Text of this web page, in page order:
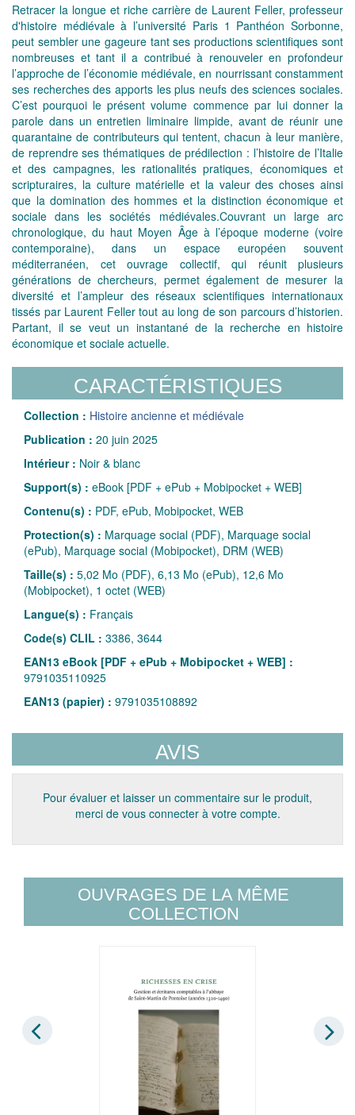
Retracer la longue et riche carrière de Laurent Feller, professeur
d'histoire médiévale à l’université Paris 1 Panthéon Sorbonne,
peut sembler une gageure tant ses productions scientifiques sont
nombreuses et tant il a contribué à renouveler en profondeur
l’approche de l’économie médiévale, en nourrissant constamment
ses recherches des apports les plus neufs des sciences sociales.
C’est pourquoi le présent volume commence par lui donner la
parole dans un entretien liminaire limpide, avant de réunir une
quarantaine de contributeurs qui tentent, chacun à leur manière,
de reprendre ses thématiques de prédilection : l’histoire de l’Italie
et des campagnes, les rationalités pratiques, économiques et
scripturaires, la culture matérielle et la valeur des choses ainsi
que la domination des hommes et la distinction économique et
sociale dans les sociétés médiévales.Couvrant un large arc
chronologique, du haut Moyen Âge à l’époque moderne (voire
contemporaine), dans un espace européen souvent
méditerranéen, cet ouvrage collectif, qui réunit plusieurs
générations de chercheurs, permet également de mesurer la
diversité et l’ampleur des réseaux scientifiques internationaux
tissés par Laurent Feller tout au long de son parcours d’historien.
Partant, il se veut un instantané de la recherche en histoire
économique et sociale actuelle.
CARACTÉRISTIQUES
Collection : Histoire ancienne et médiévale
Publication : 20 juin 2025
Intérieur : Noir & blanc
Support(s) : eBook [PDF + ePub + Mobipocket + WEB]
Contenu(s) : PDF, ePub, Mobipocket, WEB
Protection(s) : Marquage social (PDF), Marquage social
(ePub), Marquage social (Mobipocket), DRM (WEB)
Taille(s) : 5,02 Mo (PDF), 6,13 Mo (ePub), 12,6 Mo
(Mobipocket), 1 octet (WEB)
Langue(s) : Français
Code(s) CLIL : 3386, 3644
EAN13 eBook [PDF + ePub + Mobipocket + WEB] :
9791035110925
EAN13 (papier) : 9791035108892
AVIS
Pour évaluer et laisser un commentaire sur le produit,
merci de vous connecter à votre compte.
OUVRAGES DE LA MÊME
COLLECTION